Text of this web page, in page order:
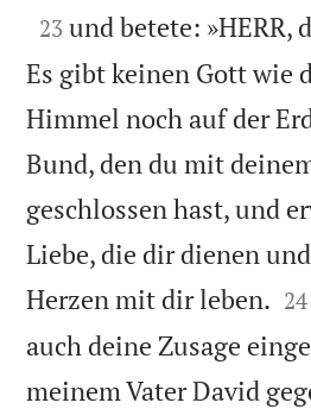

23 und betete: »HERR,
Es gibt keinen Gott wie
Himmel noch auf der
Bund, den du mit
geschlossen hast, und
Liebe, die dir dienen
Herzen mit dir leben. 

24
auch deine Zusage
meinem Vater David